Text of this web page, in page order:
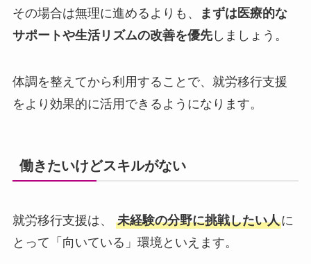
その場合は無理に進めるよりも、
まずは医療的な
サポートや生活リズムの改善を優先しましょう。
体調を整えてから利用することで、就労移行支援
をより効果的に活用できるようになります。
働きたいけどスキルがない
就労移行支援は、 未経験の分野に挑戦したい人に
とって「向いている」環境といえます。